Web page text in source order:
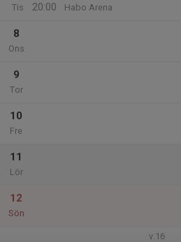
Tis
20:00
Habo Arena
8
Ons
9
Tor
10
Fre
11
Lör
12
Sön
v.16